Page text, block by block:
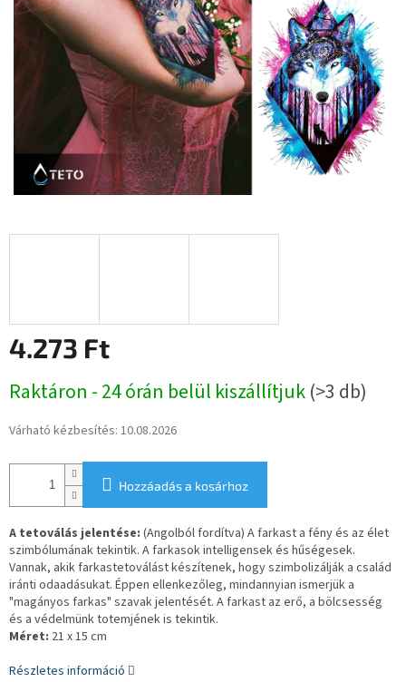
4.273 Ft
Raktáron - 24 órán belül kiszállítjuk(>3 db)
Várható kézbesítés: 10.08.2026
Hozzáadás a kosárhoz
A tetoválás jelentése: (Angolból fordítva) A farkast a fény és az élet
szimbólumának tekintik. A farkasok intelligensek és hűségesek.
Vannak, akik farkastetoválást készítenek, hogy szimbolizálják a család
iránti odaadásukat. Éppen ellenkezőleg, mindannyian ismerjük a
"magányos farkas" szavak jelentését. A farkast az erő, a bölcsesség
és a védelmünk totemjének is tekintik.
Méret: 21 x 15 cm
Részletes információ